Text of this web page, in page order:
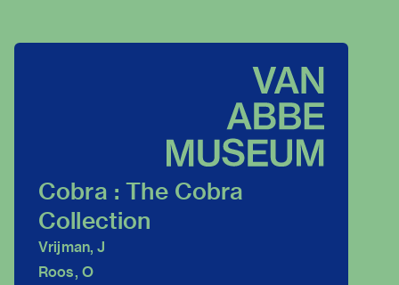
Cobra : The Cobra
Collection
Vrijman, J
Roos, O